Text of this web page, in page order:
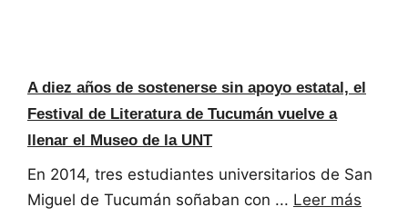
A diez años de sostenerse sin apoyo estatal, el
Festival de Literatura de Tucumán vuelve a
llenar el Museo de la UNT
En 2014, tres estudiantes universitarios de San
Miguel de Tucumán soñaban con ... Leer más